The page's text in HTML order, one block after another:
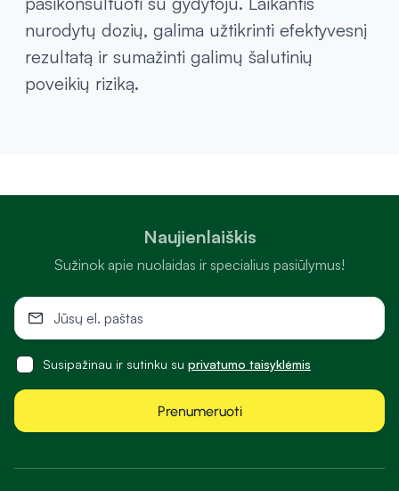
nurodytų dozių, galima užtikrinti efektyvesnį
rezultatą ir sumažinti galimų šalutinių
poveikių riziką.
Naujienlaiškis
Sužinok apie nuolaidas ir specialius pasiūlymus!
Susipažinau ir sutinku su privatumo taisyklėmis
Prenumeruoti